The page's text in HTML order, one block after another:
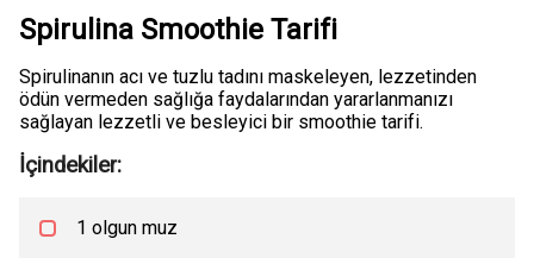
Spirulina Smoothie Tarifi
Spirulinanın acı ve tuzlu tadını maskeleyen, lezzetinden
ödün vermeden sağlığa faydalarından yararlanmanızı
sağlayan lezzetli ve besleyici bir smoothie tarifi.
İçindekiler:
1 olgun muz